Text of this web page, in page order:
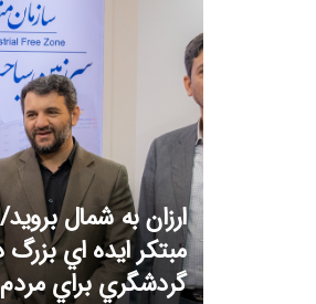
ارزان به شمال
مبتكر ايده اي بزرگ
گردشگري براي